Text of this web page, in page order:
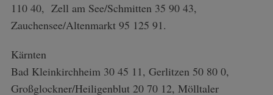
110 40, Zell am See/Schmitten 35 90 43,
Zauchensee/Altenmarkt 95 125 91.
Kärnten
Bad Kleinkirchheim 30 45 11, Gerlitzen 50 80 0,
Großglockner/Heiligenblut 20 70 12, Mölltaler